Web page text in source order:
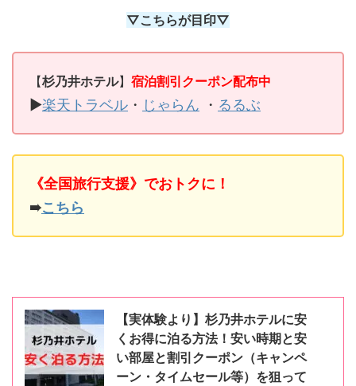
▽こちらが目印▽
【杉乃井ホテル】 宿泊割引クーポン配布中
▶楽天トラベル ・ じゃらん ・ るるぶ
《全国旅行支援》でおトクに！
➠こちら
【実体験より】杉乃井ホテルに安
くお得に泊る方法！安い時期と安
い部屋と割引クーポン（キャンペ
ーン・タイムセール等）を狙って